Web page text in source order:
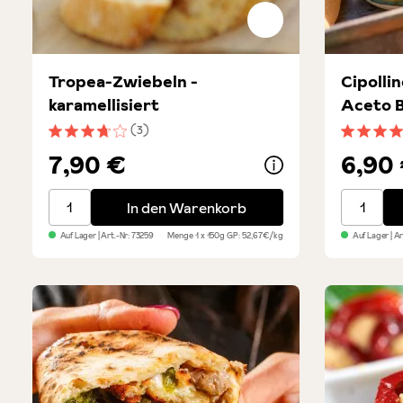
Durchschnittliche Bewertung von 3.6 von 5 Sternen
(3)
Tropea-Zwiebeln -
karamellisiert
7,90 €
Tropea-Zwiebeln - karamellisiert
In den Warenkorb
Auf Lager| Art.-Nr:73259 Menge1 x 150gGP: 52,67€/kg
Aceto
6,90
Auf Lager|